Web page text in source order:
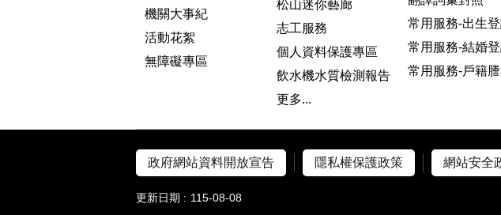
機關大事紀
活動花絮
無障礙專區
松山迷你藝廊
志工服務
個人資料保護專區
飲水機水質檢測報告
更多...
常用服務-出生
常用服務-結婚
常用服務-戶籍
政府網站資料開放宣告 隱私權保護政策 網站安全
更新日期
115-08-08